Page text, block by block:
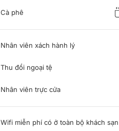
Cà phê
Nhân viên xách hành lý
Thu đổi ngoại tệ
Nhân viên trực cửa
Wifi miễn phí có ở toàn bộ khách sạn